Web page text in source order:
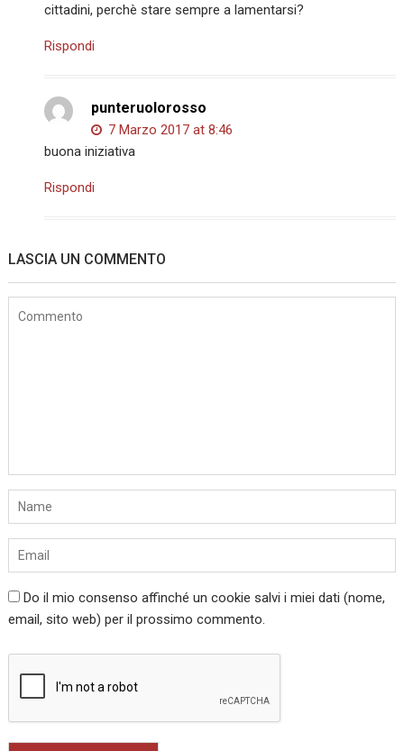
cittadini, perchè stare sempre a lamentarsi?
Rispondi
punteruolorosso
7 Marzo 2017 at 8:46
buona iniziativa
Rispondi
LASCIA UN COMMENTO
Do il mio consenso affinché un cookie salvi i miei dati (nome,
email, sito web) per il prossimo commento.